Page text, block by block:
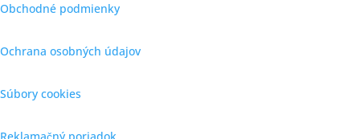
Obchodné podmienky
Ochrana osobných údajov
Súbory cookies